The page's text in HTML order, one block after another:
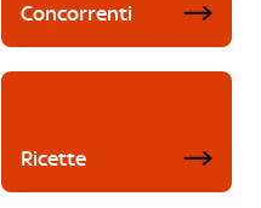
Concorrenti
Ricette